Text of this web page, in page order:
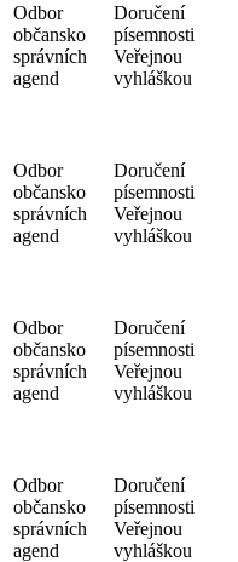
Odbor
občansko
správních
agend
Doručení
písemnosti
Veřejnou
vyhláškou
Odbor
občansko
správních
agend
Doručení
písemnosti
Veřejnou
vyhláškou
Odbor
občansko
správních
agend
Doručení
písemnosti
Veřejnou
vyhláškou
Odbor
občansko
správních
agend
Doručení
písemnosti
Veřejnou
vyhláškou